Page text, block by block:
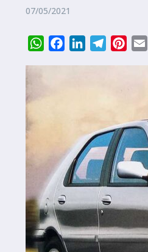
07/05/2021
WhatsAppFacebookLinkedInTelegram